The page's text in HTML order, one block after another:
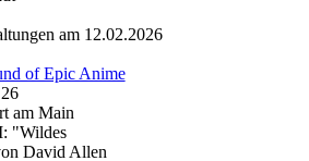
am 12.02.2026
of Epic Anime
am Main